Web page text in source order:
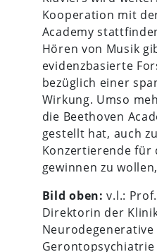
Kooperation mit
Academy
Hören von Musik
evidenzbasierte
bezüglich einer
Wirkung. Umso
die Beethoven
gestellt hat, auch
Konzertierende für
gewinnen zu
Bild oben: v.l.:
Direktorin der
Gerontopsychiatrie